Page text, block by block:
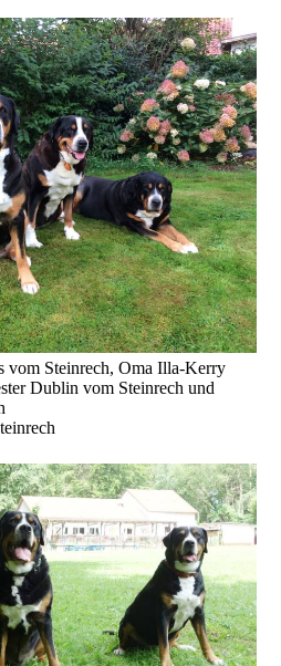
vom Steinrech, Oma Illa-Kerry
Dublin vom Steinrech und